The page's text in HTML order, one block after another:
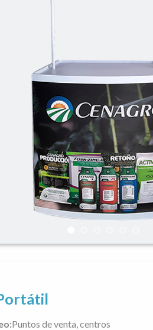
Puntos de venta, centros